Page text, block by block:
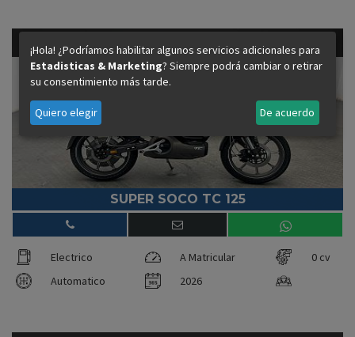
Precio financiando: 1.790 €
SUPER SOCO TC 125
Electrico A Matricular
0 cv
Automatico
2026
¡Hola! ¿Podríamos habilitar algunos servicios adicionales para
Estadisticas & Marketing? Siempre podrá cambiar o retirar
su consentimiento más tarde.
Quiero elegir De acuerdo